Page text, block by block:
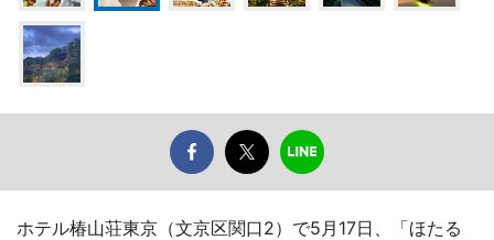
ホテル椿山荘東京（文京区関口2）で5月17日、「ほたる